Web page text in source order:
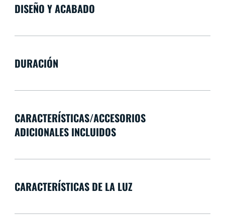
DISEÑO Y ACABADO
DURACIÓN
CARACTERÍSTICAS/ACCESORIOS
ADICIONALES INCLUIDOS
CARACTERÍSTICAS DE LA LUZ